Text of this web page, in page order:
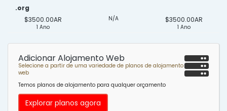
.org
$3500.00AR
1 Ano
N/A $3500.00AR
1 Ano
Adicionar Alojamento Web
Selecione a partir de uma variedade de planos de alojamento
web
Temos planos de alojamento para qualquer orçamento
Explorar planos agora